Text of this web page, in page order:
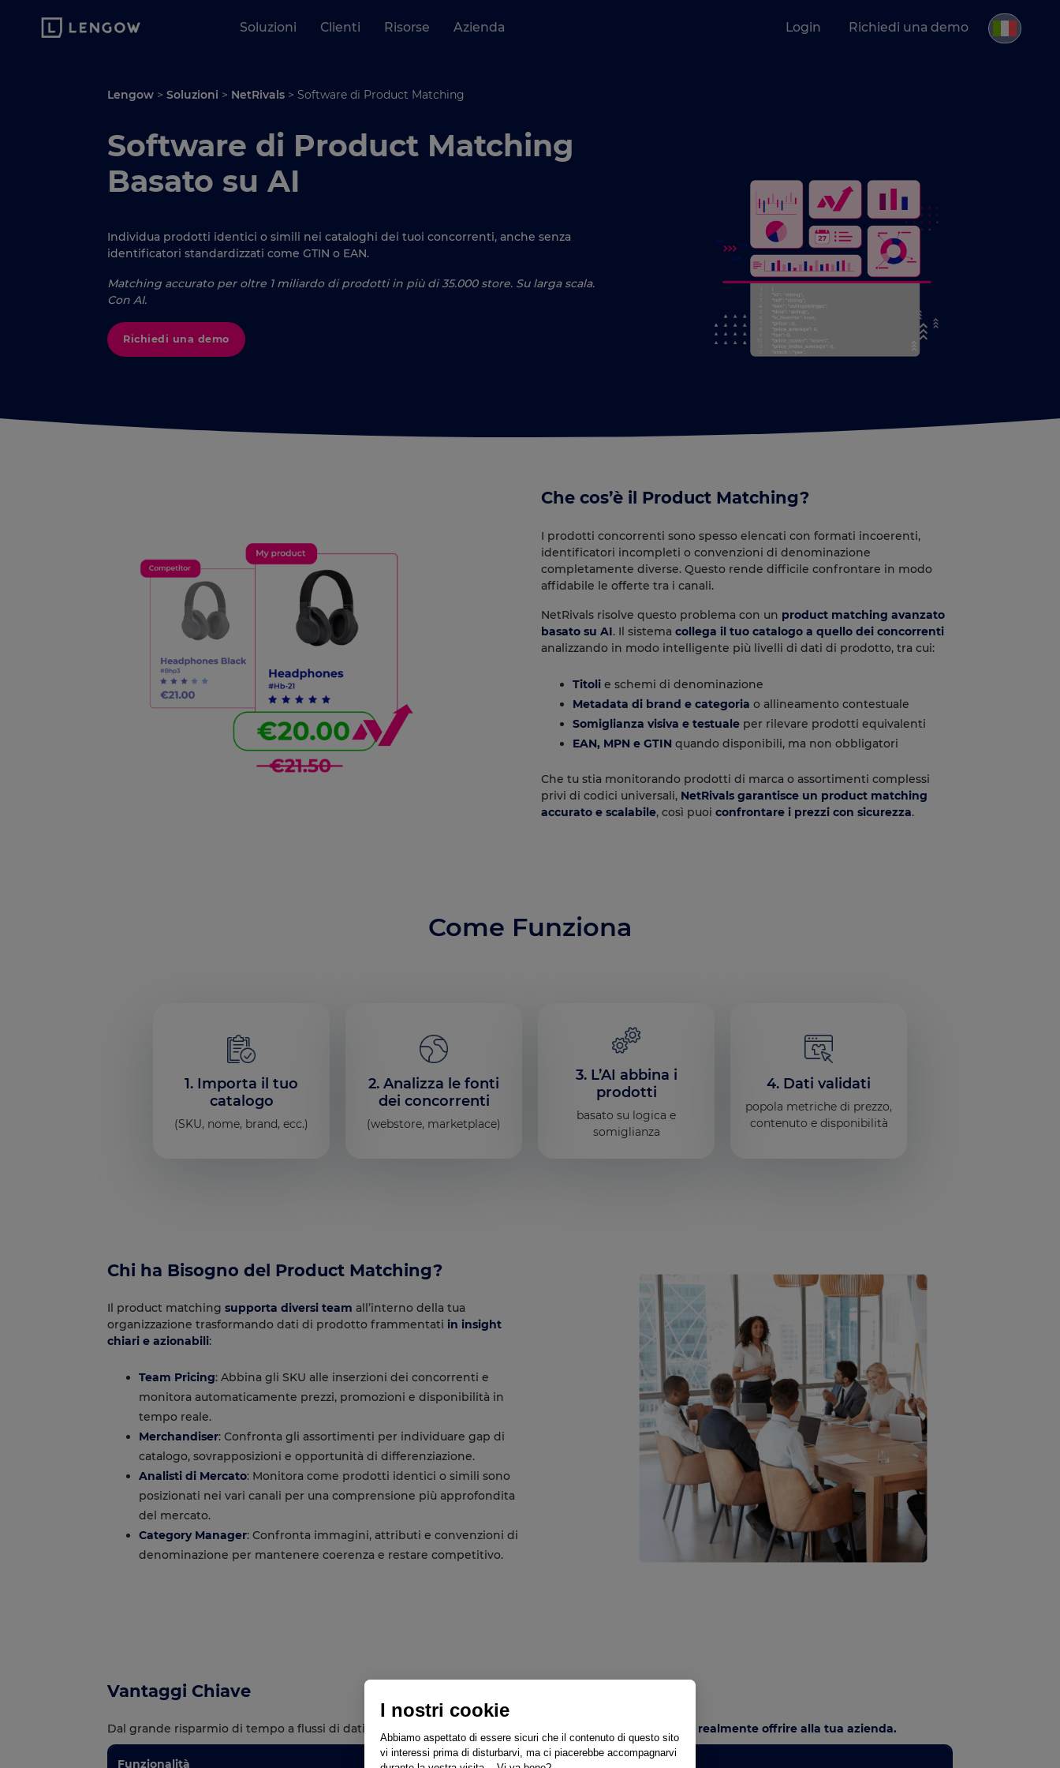
I nostri cookie
Abbiamo aspettato di essere sicuri che il contenuto di questo sito
vi interessi prima di disturbarvi, ma ci piacerebbe accompagnarvi
Soluzioni Clienti Risorse Azienda Login Richiedi una demo
Lengow > Soluzioni > NetRivals > Software di Product Matching
Software di Product Matching
Basato su AI
Individua prodotti identici o simili nei cataloghi dei tuoi concorrenti, anche senza
identificatori standardizzati come GTIN o EAN.
Matching accurato per oltre 1 miliardo di prodotti in più di 35.000 store. Su larga scala.
Con AI.
Richiedi una demo
Che cos’è il Product Matching?
I prodotti concorrenti sono spesso elencati con formati incoerenti,
identificatori incompleti o convenzioni di denominazione
completamente diverse. Questo rende difficile confrontare in modo
affidabile le offerte tra i canali.
NetRivals risolve questo problema con un product matching avanzato
basato su AI. Il sistema collega il tuo catalogo a quello dei concorrenti
analizzando in modo intelligente più livelli di dati di prodotto, tra cui:
Titoli e schemi di denominazione
Metadata di brand e categoria o allineamento contestuale
Somiglianza visiva e testuale per rilevare prodotti equivalenti
EAN, MPN e GTIN quando disponibili, ma non obbligatori
Che tu stia monitorando prodotti di marca o assortimenti complessi
privi di codici universali, NetRivals garantisce un product matching
accurato e scalabile, così puoi confrontare i prezzi con sicurezza.
Come Funziona
1. Importa il tuo
catalogo
(SKU, nome, brand, ecc.)
2. Analizza le fonti
dei concorrenti
(webstore, marketplace)
3. L’AI abbina i
prodotti
basato su logica e
somiglianza
4. Dati validati
popola metriche di prezzo,
contenuto e disponibilità
Chi ha Bisogno del Product Matching?
Il product matching supporta diversi team all’interno della tua
organizzazione trasformando dati di prodotto frammentati in insight
chiari e azionabili:
Team Pricing: Abbina gli SKU alle inserzioni dei concorrenti e
monitora automaticamente prezzi, promozioni e disponibilità in
tempo reale.
Merchandiser: Confronta gli assortimenti per individuare gap di
catalogo, sovrapposizioni e opportunità di differenziazione.
Analisti di Mercato: Monitora come prodotti identici o simili sono
posizionati nei vari canali per una comprensione più approfondita
del mercato.
Category Manager: Confronta immagini, attributi e convenzioni di
denominazione per mantenere coerenza e restare competitivo.
Vantaggi Chiave
Dal grande risparmio di tempo a flussi di dati più puliti, ecco cosa il product matching intelligente può realmente offrire alla tua azienda.
Funzionalità Impatto sul Business